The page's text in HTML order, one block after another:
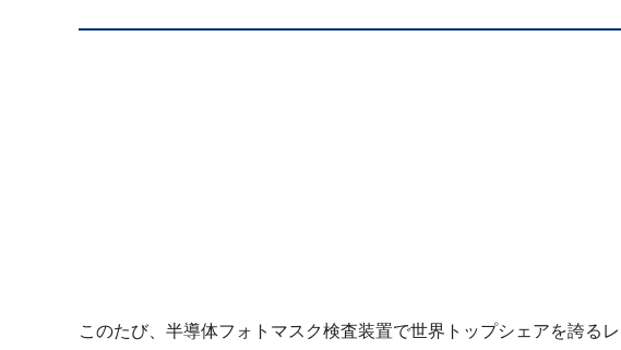
このたび、半導体フォトマスク検査装置で世界トップシェアを誇る